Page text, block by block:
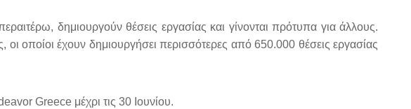
δημιουργούν θέσεις εργασίας και γίνονται πρότυπα για άλλους.
οποίοι έχουν δημιουργήσει περισσότερες από 650.000 θέσεις εργασίας
Greece μέχρι τις 30 Ιουνίου.